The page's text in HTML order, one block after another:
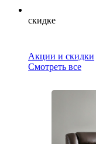
скидке
Акции и скидки
Смотреть все